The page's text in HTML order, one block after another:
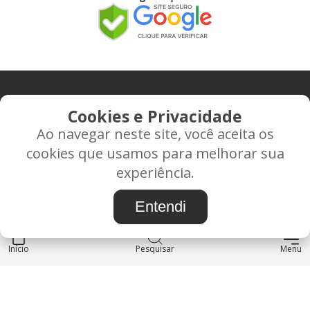
Início Pesquisar Menu
CONTATO
Rua Alice Frateano Figueiredo, 11-44 - Vila Triagem -
BAURU/SP - CEP: 17.030-038
CNPJ: 37.022.538/0001-07
INSTITUCIONAL
Cookies e Privacidade
Ao navegar neste site, você aceita os
cookies que usamos para melhorar sua
experiência.
Entendi